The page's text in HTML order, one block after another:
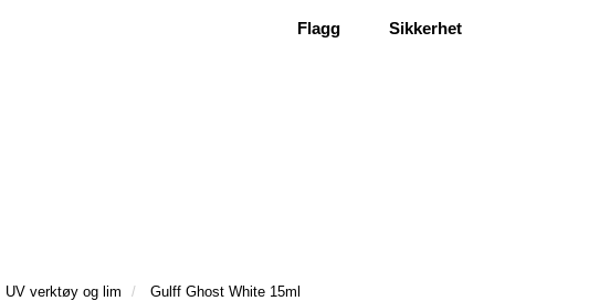
Flagg Sikkerhet
UV verktøy og lim Gulff Ghost White 15ml